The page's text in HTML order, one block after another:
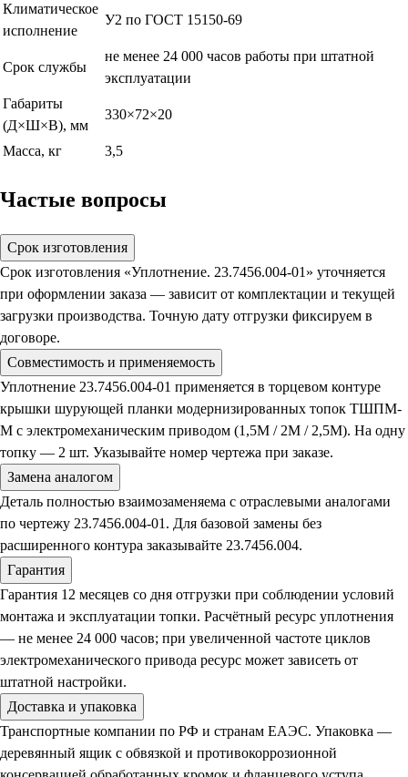
Климатическое
исполнение
У2 по ГОСТ 15150-69
Срок службы
не менее 24 000 часов работы при штатной
эксплуатации
Габариты
(Д×Ш×В), мм
330×72×20
Масса, кг 3,5
Частые вопросы
Срок изготовления
Срок изготовления «Уплотнение. 23.7456.004-01» уточняется
при оформлении заказа — зависит от комплектации и текущей
загрузки производства. Точную дату отгрузки фиксируем в
договоре.
Совместимость и применяемость
Уплотнение 23.7456.004-01 применяется в торцевом контуре
крышки шурующей планки модернизированных топок ТШПМ-
М с электромеханическим приводом (1,5М / 2М / 2,5М). На одну
топку — 2 шт. Указывайте номер чертежа при заказе.
Замена аналогом
Деталь полностью взаимозаменяема с отраслевыми аналогами
по чертежу 23.7456.004-01. Для базовой замены без
расширенного контура заказывайте 23.7456.004.
Гарантия
Гарантия 12 месяцев со дня отгрузки при соблюдении условий
монтажа и эксплуатации топки. Расчётный ресурс уплотнения
— не менее 24 000 часов; при увеличенной частоте циклов
электромеханического привода ресурс может зависеть от
штатной настройки.
Доставка и упаковка
Транспортные компании по РФ и странам ЕАЭС. Упаковка —
деревянный ящик с обвязкой и противокоррозионной